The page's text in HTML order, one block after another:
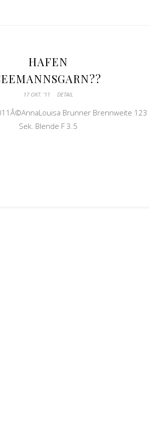
HAFEN
17 OKT. ’11 DETAIL
Brunner Brennweite
Sek. Blende F 3.5